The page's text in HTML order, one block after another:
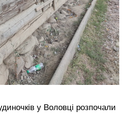
у Воловці розпочали